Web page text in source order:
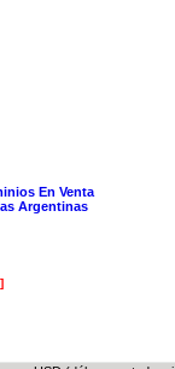
En Venta
Argentinas